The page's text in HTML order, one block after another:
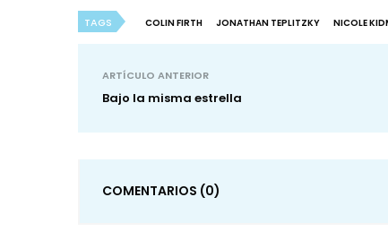
TAGS COLIN FIRTH JONATHAN TEPLITZKY NICOLE
ARTÍCULO ANTERIOR
Bajo la misma estrella
COMENTARIOS (0)